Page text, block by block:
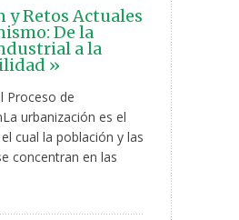
y Retos Actuales
De la
a la
»
Proceso de
urbanización es el
cual la población y las
concentran en las